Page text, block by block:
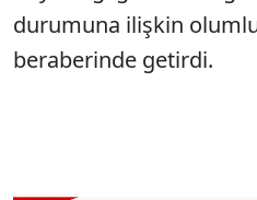
durumuna ilişkin
beraberinde getirdi.